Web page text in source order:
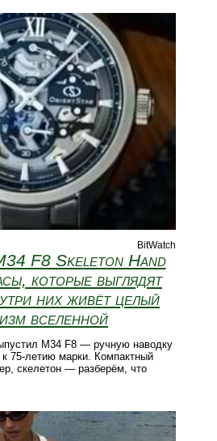
BitWatch
F8 Skeleton Hand
которые выглядят
них живёт целый
вселенной
M34 F8 — ручную наводку
75-летию марки. Компактный
скелетон — разберём, что